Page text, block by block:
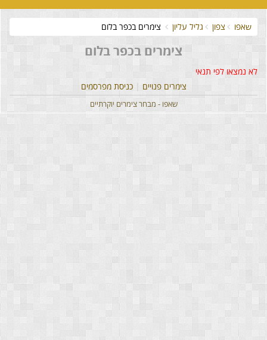
שאפו צפון גליל עליון צימרים בכפר בלום
צימרים בכפר בלום
לא נמצאו לפי תנאי
צימרים פנויים
כניסת מפרסמים
שאפו - מבחר צימרים יוקרתיים